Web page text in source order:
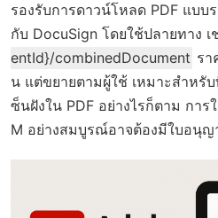
รองรับการดาวน์โหลด PDF แบบ
กับ DocuSign โดยใช้ปลายทาง เ
entId}/combinedDocument รา
น แต่ขยายตามผู้ใช้ เหมาะสำหรั
ซ็นฝังใน PDF อย่างไรก็ตาม กา
M อย่างสมบูรณ์อาจต้องมีใบอนุญ